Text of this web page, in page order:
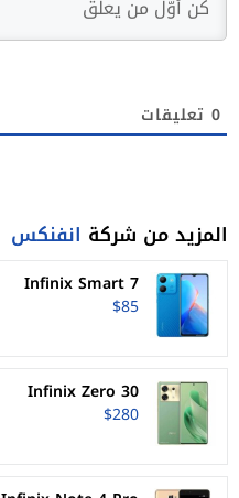
0 تعليقات
المزيد من شركة انفنكس
Infinix Smart 7
$85
Infinix Zero 30
$280